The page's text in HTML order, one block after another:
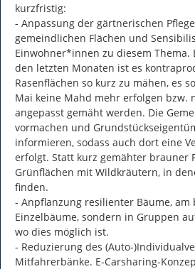
kurzfristig:
- Anpassung der gärtnerischen
gemeindlichen Flächen und
Einwohner*innen zu diesem Thema.
den letzten Monaten ist es
Rasenflächen so kurz zu mähen, es
Mai keine Mahd mehr erfolgen bzw.
angepasst gemäht werden. Die
vormachen und
informieren, sodass auch dort eine
erfolgt. Statt kurz gemähter brauner
Grünflächen mit Wildkräutern, in
finden.
- Anpflanzung resilienter Bäume, am
Einzelbäume, sondern in Gruppen
wo dies möglich ist.
- Reduzierung des (Auto-
Mitfahrerbänke. E-Carsharing-